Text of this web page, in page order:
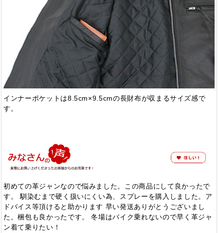
インナーポケットは8.5cm×9.5cmの長財布が収まるサイズ感で
す。
初めての革ジャンなので悩みました。この商品にして良かったで
す。 馴染むまで硬く扱いにくい為、スプレーを購入しました。ア
ドバイス等頂けると助かります 早い発送ありがとうございまし
た。梱包も良かったです。 冬場はバイク乗れないので早く革ジャ
ン着て乗りたい！